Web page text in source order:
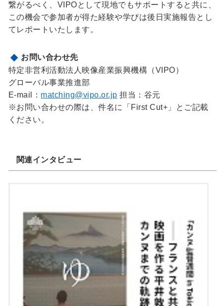
繋がるべく、VIPOとして現地でもサポートすると共に、
この機会で参加者が得た経験や学びは後日実施報告とし
てレポートいたします。
お問い合わせ先
特定非営利活動法人映像産業振興機構（VIPO）
グローバル事業推進部
E-mail： matching@vipo.or.jp 担当：谷元
※お問い合わせの際は、件名に「First Cut+」とご記載
ください。
関連インタビュー